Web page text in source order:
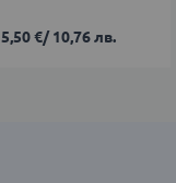
5,50 €/10,76 лв.